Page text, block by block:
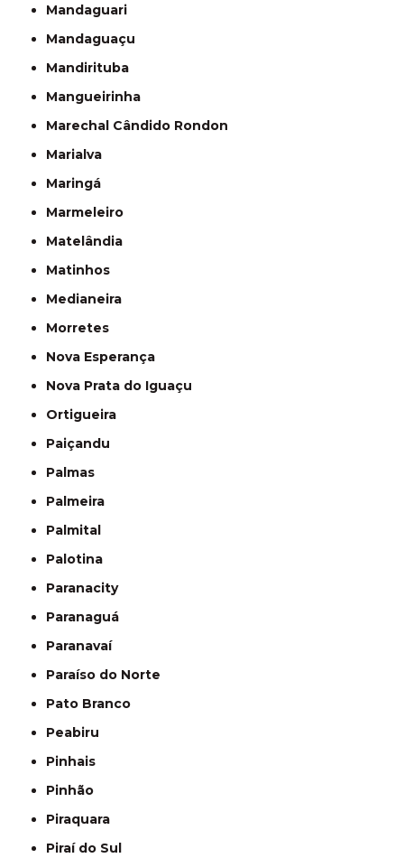
Mandaguari
Mandaguaçu
Mandirituba
Mangueirinha
Marechal Cândido Rondon
Marialva
Maringá
Marmeleiro
Matelândia
Matinhos
Medianeira
Morretes
Nova Esperança
Nova Prata do Iguaçu
Ortigueira
Paiçandu
Palmas
Palmeira
Palmital
Palotina
Paranacity
Paranaguá
Paranavaí
Paraíso do Norte
Pato Branco
Peabiru
Pinhais
Pinhão
Piraquara
Piraí do Sul